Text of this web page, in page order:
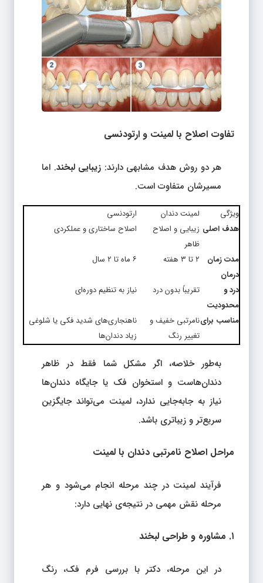
تفاوت اصلاح با لمینت و ارتودنسی
هر دو روش هدف مشابهی دارند: زیبایی لبخند. اما
مسیرشان متفاوت است.
ویژگی لمینت دندان
ارتودنسی
هدف اصلی زیبایی و اصلاح
ظاهر
اصلاح ساختاری و عملکردی
مدت زمان
درمان
۲ تا ۳ هفته ۶ ماه تا ۲ سال
درد و
محدودیت
تقریباً بدون درد نیاز به تنظیم دوره‌ای
مناسب براینامرتبی خفیف و
تغییر رنگ
ناهنجاری‌های شدید فکی یا شلوغی
زیاد دندان‌ها
به‌طور خلاصه، اگر مشکل شما فقط در ظاهر
دندان‌هاست و استخوان فک یا جایگاه دندان‌ها
نیاز به جابه‌جایی ندارد، لمینت می‌تواند جایگزین
سریع‌تر و زیباتری باشد.
مراحل اصلاح نامرتبی دندان با لمینت
فرآیند لمینت در چند مرحله انجام می‌شود و هر
مرحله نقش مهمی در نتیجه‌ی نهایی دارد:
۱. مشاوره و طراحی لبخند
در این مرحله، دکتر با بررسی فرم فک، رنگ